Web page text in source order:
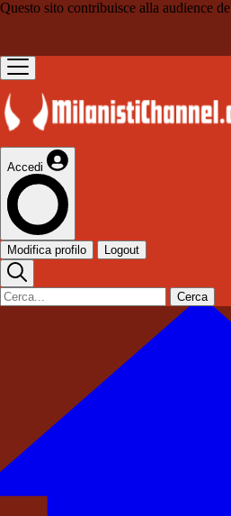
Questo sito contribuisce alla audience de
Accedi
Modifica profilo Logout
Cerca